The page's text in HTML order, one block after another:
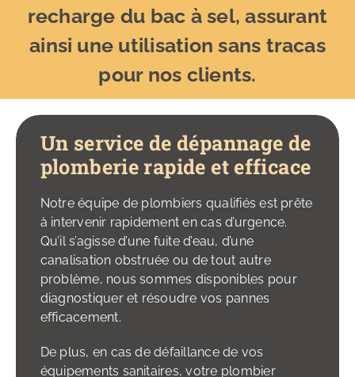
recharge du bac à sel, assurant
ainsi une utilisation sans tracas
pour nos clients.
Un service de dépannage de
plomberie rapide et efficace
Notre équipe de plombiers qualifiés est prête
à intervenir rapidement en cas d’urgence.
Qu’il s’agisse d’une fuite d’eau, d’une
canalisation obstruée ou de tout autre
problème, nous sommes disponibles pour
diagnostiquer et résoudre vos pannes
efficacement.
De plus, en cas de défaillance de vos
équipements sanitaires, votre plombier